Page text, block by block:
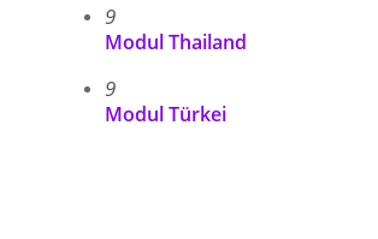
9
Modul Thailand
9
Modul Türkei